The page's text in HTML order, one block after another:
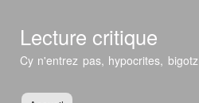
Lecture critique
Cy n'entrez pas, hypocrites, bigotz